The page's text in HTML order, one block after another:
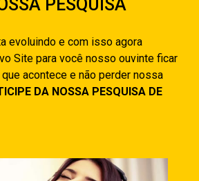
PESQUISA
evoluindo e com isso agora
Site para você nosso ouvinte ficar
acontece e não perder nossa
DA NOSSA PESQUISA DE